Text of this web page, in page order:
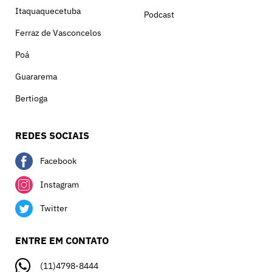
Itaquaquecetuba
Ferraz de Vasconcelos
Poá
Guararema
Bertioga
Podcast
REDES SOCIAIS
Facebook
Instagram
Twitter
ENTRE EM CONTATO
(11)4798-8444